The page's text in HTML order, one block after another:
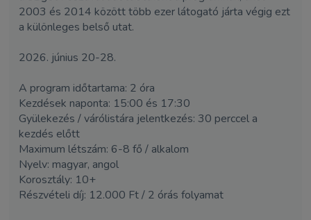
2003 és 2014 között több ezer látogató járta végig ezt
a különleges belső utat.
2026. június 20-28.
A program időtartama: 2 óra
Kezdések naponta: 15:00 és 17:30
Gyülekezés / várólistára jelentkezés: 30 perccel a
kezdés előtt
Maximum létszám: 6-8 fő / alkalom
Nyelv: magyar, angol
Korosztály: 10+
Részvételi díj: 12.000 Ft / 2 órás folyamat